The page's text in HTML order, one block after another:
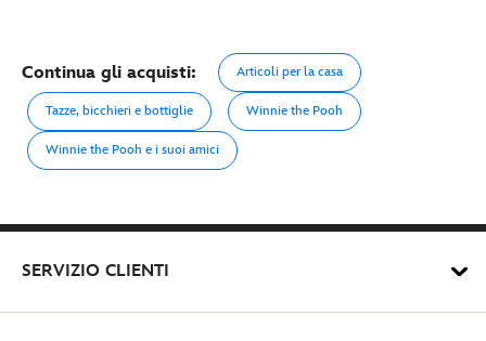
Continua gli acquisti: Articoli per la casa
Tazze, bicchieri e bottiglie Winnie the Pooh
Winnie the Pooh e i suoi amici
SERVIZIO CLIENTI